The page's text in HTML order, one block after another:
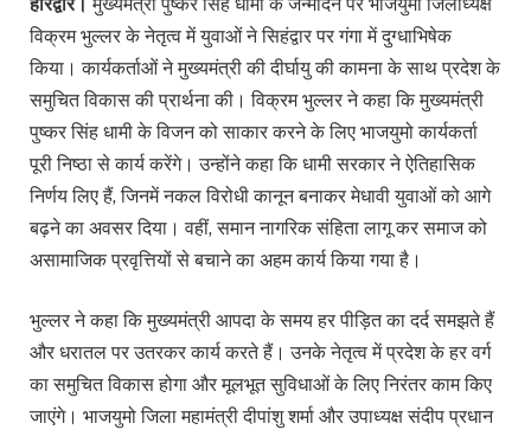
विक्रम भुल्लर के नेतृत्व में युवाओं ने सिहंद्वार पर गंगा में दुग्धाभिषेक
किया। कार्यकर्ताओं ने मुख्यमंत्री की दीर्घायु की कामना के साथ प्रदेश के
समुचित विकास की प्रार्थना की। विक्रम भुल्लर ने कहा कि मुख्यमंत्री
पुष्कर सिंह धामी के विजन को साकार करने के लिए भाजयुमो कार्यकर्ता
पूरी निष्ठा से कार्य करेंगे। उन्होंने कहा कि धामी सरकार ने ऐतिहासिक
निर्णय लिए हैं, जिनमें नकल विरोधी कानून बनाकर मेधावी युवाओं को आगे
बढ़ने का अवसर दिया। वहीं, समान नागरिक संहिता लागू कर समाज को
असामाजिक प्रवृत्तियों से बचाने का अहम कार्य किया गया है।
भुल्लर ने कहा कि मुख्यमंत्री आपदा के समय हर पीड़ित का दर्द समझते हैं
और धरातल पर उतरकर कार्य करते हैं। उनके नेतृत्व में प्रदेश के हर वर्ग
का समुचित विकास होगा और मूलभूत सुविधाओं के लिए निरंतर काम किए
जाएंगे। भाजयुमो जिला महामंत्री दीपांशु शर्मा और उपाध्यक्ष संदीप प्रधान